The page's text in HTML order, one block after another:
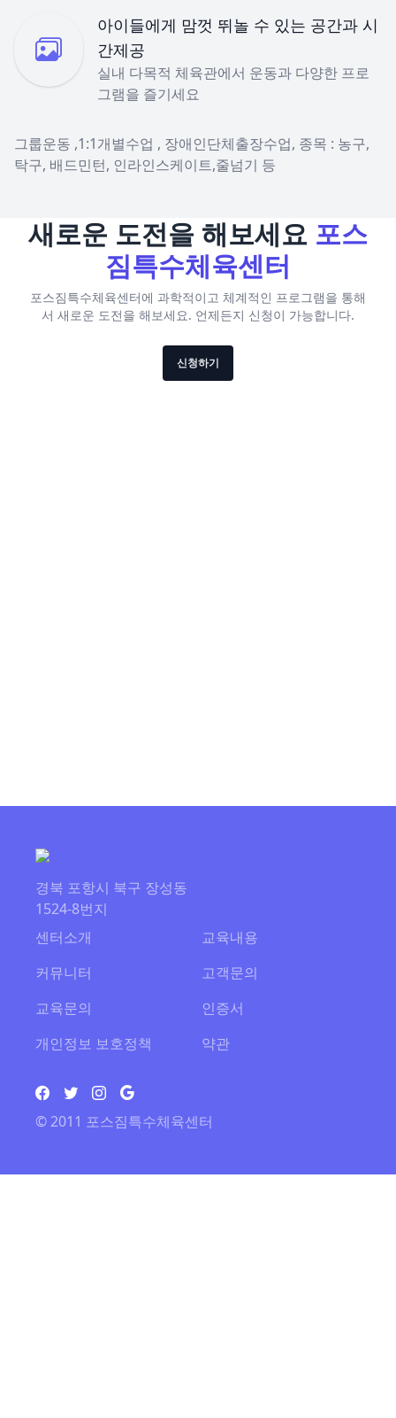
아이들에게 맘껏 뛰놀 수 있는 공간과 시
간제공
실내 다목적 체육관에서 운동과 다양한 프로
그램을 즐기세요
그룹운동 ,1:1개별수업 , 장애인단체출장수업, 종목 : 농구,
탁구, 배드민턴, 인라인스케이트,줄넘기 등
새로운 도전을 해보세요 포스
짐특수체육센터
포스짐특수체육센터에 과학적이고 체계적인 프로그램을 통해
서 새로운 도전을 해보세요. 언제든지 신청이 가능합니다.
신청하기
경북 포항시 북구 장성동
1524-8번지
센터소개
교육내용
커뮤니터
고객문의
교육문의
인증서
개인정보 보호정책
약관
© 2011 포스짐특수체육센터